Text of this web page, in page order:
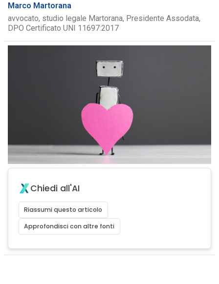
Marco Martorana
avvocato, studio legale Martorana, Presidente Assodata,
DPO Certificato UNI 11697:2017
Chiedi all'AI
Riassumi questo articolo
Approfondisci con altre fonti